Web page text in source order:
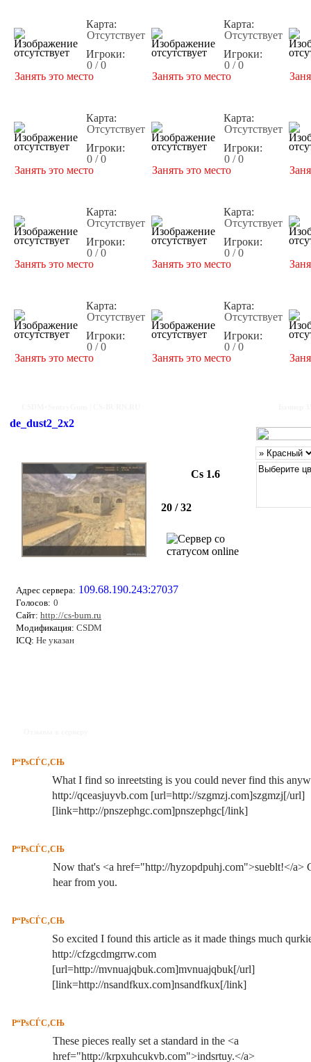
Карта:
Отсутствует
Игроки:
0 / 0
Занять это место
Карта:
Отсутствует
Игроки:
0 / 0
Занять это место
Карта:
Отсутствует
Игроки:
0 / 0
Занять это место
Карта:
Отсутствует
Игроки:
0 / 0
Занять это место
Карта:
Отсутствует
Игроки:
0 / 0
Занять это место
Карта:
Отсутствует
Игроки:
0 / 0
Занять это место
Карта:
Отсутствует
Игроки:
0 / 0
Занять это место
Карта:
Отсутствует
Игроки:
0 / 0
Занять это место
de_dust2_2x2
Cs 1.6
20 / 32
Адрес сервера: 109.68.190.243:27037
Голосов: 0
Сайт: http://cs-burn.ru
Модификация: CSDM
ICQ: Не указан
Р“РѕСЃС‚СЊ
What I find so inreetsting is you could never find this
http://qceasjuyvb.com [url=http://szgmzj.com]szgmzj[/url]
[link=http://pnszephgc.com]pnszephgc[/link]
Р“РѕСЃС‚СЊ
Now that's <a href="http://hyzopdpuhj.com">sueblt!</a>
hear from you.
Р“РѕСЃС‚СЊ
So excited I found this article as it made things much
http://cfzgcdmgrrw.com
[url=http://mvnuajqbuk.com]mvnuajqbuk[/url]
[link=http://nsandfkux.com]nsandfkux[/link]
Р“РѕСЃС‚СЊ
These pieces really set a standard in the <a
href="http://krpxuhcukvb.com">indsrtuy.</a>